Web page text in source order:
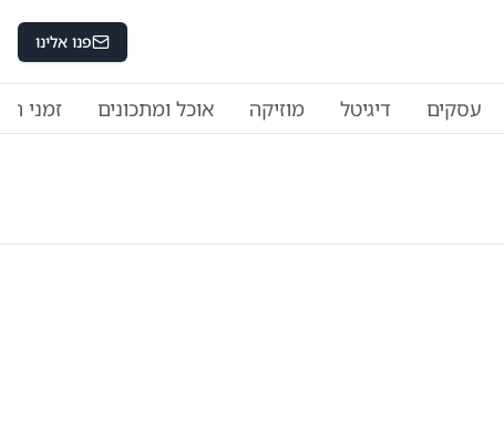
פנו אלינו
עסקים דיגיטל מוזיקה אוכל ומתכונים זמני